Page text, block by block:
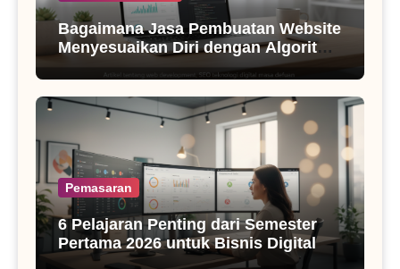
Bagaimana Jasa Pembuatan Website
Menyesuaikan Diri dengan Algoritma
SEO Masa Kini
Pemasaran
6 Pelajaran Penting dari Semester
Pertama 2026 untuk Bisnis Digital